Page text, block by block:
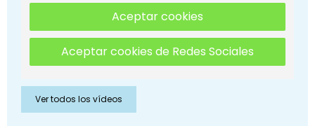
Aceptar cookies
Aceptar cookies de Redes Sociales
Ver todos los vídeos